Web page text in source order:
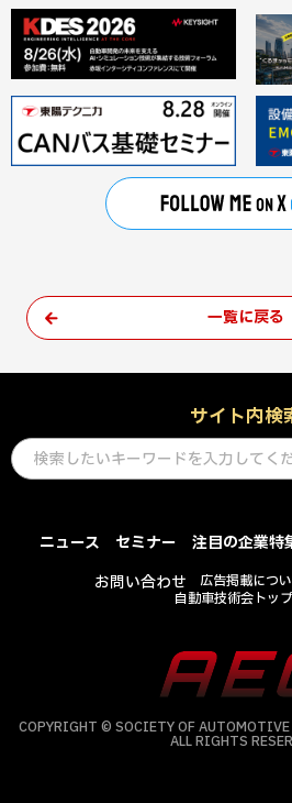
一覧に戻る
サイト内検
ニュース セミナー 注目の企業特
お問い合わせ
広告掲載につ
自動車技術会トッ
COPYRIGHT © SOCIETY OF AUTOMOTIVE
ALL RIGHTS